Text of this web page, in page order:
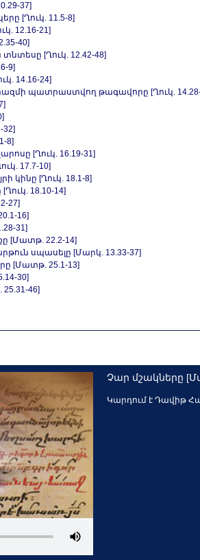
37]
[Ղուկ. 11.5-8]
12.16-21]
40]
[Ղուկ. 12.42-48]
9]
14.16-24]
պատրաստվող թագավորը [Ղուկ. 14.28-
8]
[Ղուկ. 16.19-31]
17.7-10]
կինը [Ղուկ. 18.1-8]
18.10-14]
27]
16]
31]
22.2-14]
սպասելը [Մարկ. 13.33-37]
[Մատթ. 25.1-13]
30]
46]
Չար մշակները
Կարդում է Դավիթ